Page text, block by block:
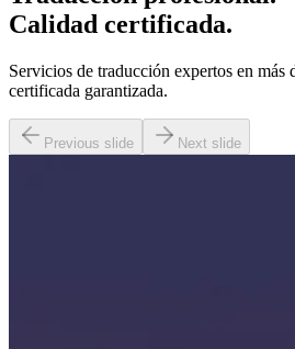
Calidad certificada.
Servicios de traducción expertos en más
certificada garantizada.
Previous slide Next slide